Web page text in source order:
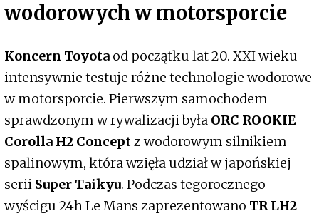
wodorowych w motorsporcie
Koncern Toyota od początku lat 20. XXI wieku
intensywnie testuje różne technologie wodorowe
w motorsporcie. Pierwszym samochodem
sprawdzonym w rywalizacji była ORC ROOKIE
Corolla H2 Conceptz wodorowym silnikiem
spalinowym, która wzięła udział w japońskiej
serii Super Taikyu. Podczas tegorocznego
wyścigu 24h Le Mans zaprezentowano TR LH2